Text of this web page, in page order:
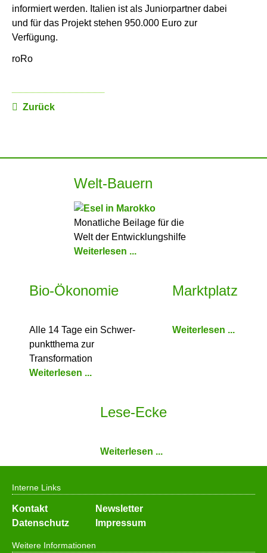
informiert werden. Italien ist als Juniorpartner dabei
und für das Projekt stehen 950.000 Euro zur
Verfügung.
roRo
Zurück
Welt-Bauern
Monatliche Beilage für die
Welt der Entwicklungshilfe
Weiterlesen ...
Bio-Ökonomie
Alle 14 Tage ein Schwer­
punkt­thema zur
Transformation
Weiterlesen ...
Marktplatz
Weiterlesen ...
Lese-Ecke
Weiterlesen ...
Weitere Informationen
Interne Links
Navigation
überspringen
Kontakt
Newsletter
Datenschutz
Impressum